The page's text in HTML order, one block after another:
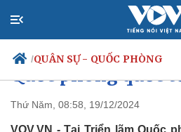
/QUÂN SỰ - QUỐC PHÒNG
Chiếc máy bay
Nam” đầu tiên tại
Quốc phòng quốc
Thứ Năm, 08:58, 19/12/2024
VOV.VN - Tại Triển lãm Quốc